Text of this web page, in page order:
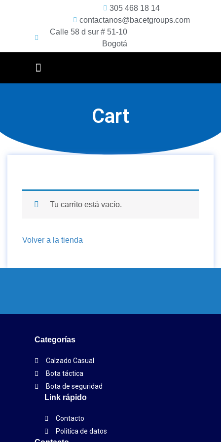
305 468 18 14
contactanos@bacetgroups.com
Calle 58 d sur # 51-10
Bogotá
Cart
Tu carrito está vacío.
Volver a la tienda
Categorías
Calzado Casual
Bota táctica
Bota de seguridad
Link rápido
Contacto
Politíca de datos